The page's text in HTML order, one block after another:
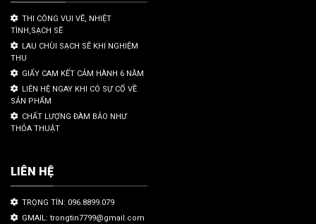
THI CÔNG VUI VẼ, NHIỆT
TÌNH,SẠCH SẼ
LAU CHÙI SẠCH SẼ KHI NGHIỆM
THU
GIẤY CAM KẾT CẢM HÀNH 6 NĂM
LIÊN HỆ NGAY KHI CÓ SỰ CỐ VỀ
SẢN PHẨM
CHẤT LƯỢNG ĐÀM BẢO NHƯ
THỎA THUẬT
LIÊN HỆ
TRỌNG TÍN: 096.8899.079
GMAIL: trongtin7799@gmail.com